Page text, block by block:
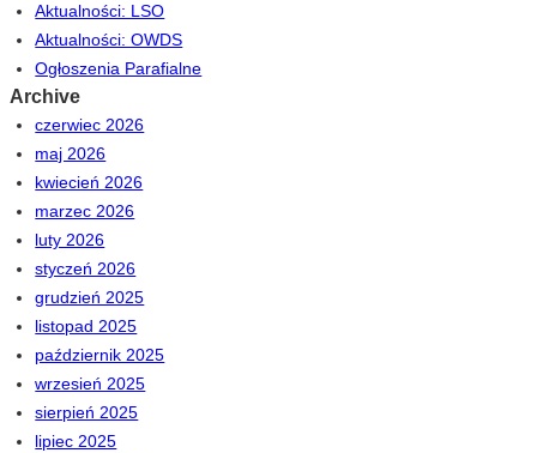
Aktualności: LSO
Aktualności: OWDS
Ogłoszenia Parafialne
Archive
czerwiec 2026
maj 2026
kwiecień 2026
marzec 2026
luty 2026
styczeń 2026
grudzień 2025
listopad 2025
październik 2025
wrzesień 2025
sierpień 2025
lipiec 2025